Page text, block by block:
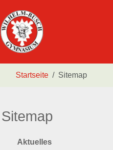
Startseite Sitemap
Sitemap
Aktuelles